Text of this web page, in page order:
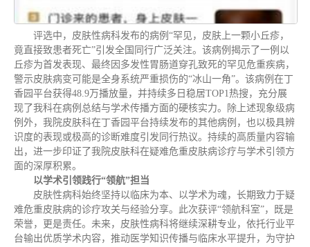
评选中，皮肤性病科发布的病例“罕见，皮肤上一颗小丘疹，
竟直接致患者死亡”引发全国同行广泛关注。该病例揭示了一例以
丘疹为首发表现、最终因多发性胃肠道穿孔致死的罕见危重疾病，
警示皮肤病变可能是全身系统严重损伤的“冰山一角”。该病例在丁
香园平台获得48.9万播放量，并持续多日稳居TOP1热搜，充分展
现了我科在病例总结与学术传播方面的硬核实力。除上述现象级病
例外，我院皮肤科在丁香园平台持续发布的其他病例，也以极具辨
识度的表现或极高的诊断难度引发同行热议。持续的高质量内容输
出，进一步印证了我院皮肤科在疑难危重皮肤病诊疗与学术引领方
面的深厚积累。
以学术引领践行“领航”担当
皮肤性病科始终坚持以临床为本、以学术为魂，长期致力于疑
难危重皮肤病的诊疗攻关与经验分享。此次获评“领航科室”，既是
荣誉，更是责任。未来，皮肤性病科将继续深耕专业，依托行业平
台输出优质学术内容，推动医学知识传播与临床水平提升，为守护